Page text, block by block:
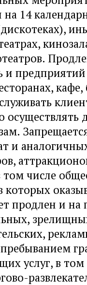
на 14
и
кафе,
осуществлять
и
том числе
которых
продлен и на
услуг, в